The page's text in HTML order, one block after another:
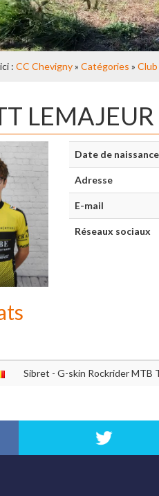
: CC Chevigny» Catégories » Club
LEMAJEUR
Date de naissance
Adresse
E-mail
Réseaux sociaux
Sibret - G-skin Rockrider MTB